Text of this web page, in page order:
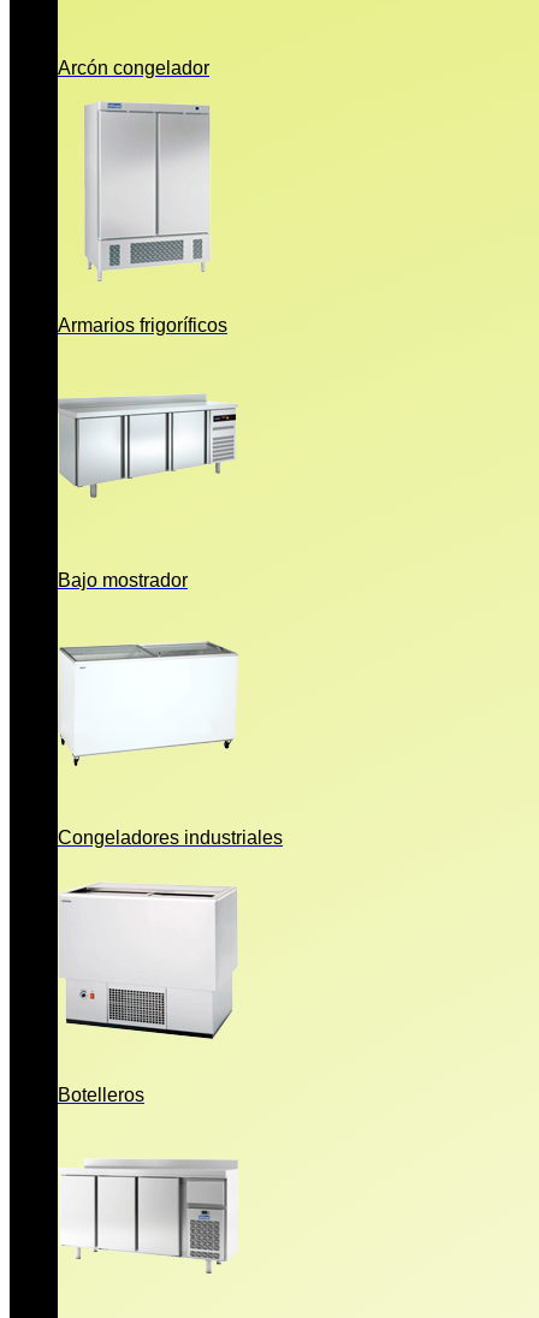
Arcón congelador
Armarios frigoríficos
Bajo mostrador
Congeladores industriales
Botelleros